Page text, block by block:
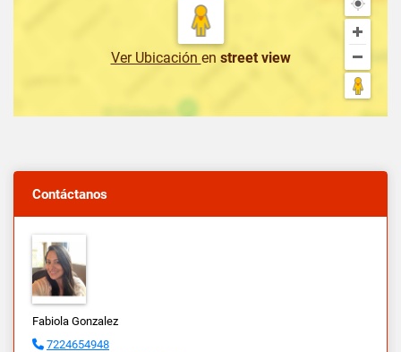
Ver Ubicación en street view
Contáctanos
Fabiola Gonzalez
7224654948